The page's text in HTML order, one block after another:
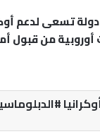
فرنسا وبريطانيا تقودان “تحالف الراغبين”، الذي
من قبول